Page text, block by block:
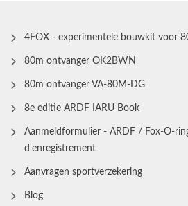
4FOX - experimentele bouwkit voor
80m ontvanger OK2BWN
80m ontvanger VA-80M-DG
8e editie ARDF IARU Book
Aanmeldformulier - ARDF / Fox-O-
d'enregistrement
Aanvragen sportverzekering
Blog